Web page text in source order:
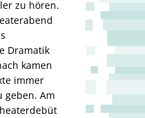
zu hören.
Dramatik
kamen
immer
geben. Am